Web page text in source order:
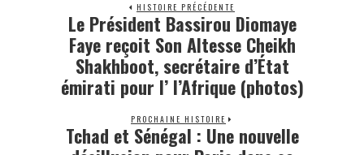
HISTOIRE PRÉCÉDENTE
Le Président Bassirou Diomaye
Faye reçoit Son Altesse Cheikh
Shakhboot, secrétaire d’État
émirati pour l’ l’Afrique (photos)
PROCHAINE HISTOIRE
Tchad et Sénégal : Une nouvelle